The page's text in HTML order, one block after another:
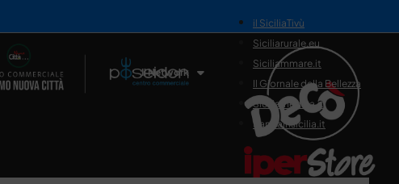
Il Network
il SiciliaTivù
Siciliarurale.eu
Siciliammare.it
Il Giornale della Bellezza
Siciliamedica.it
Sanitainsicilia.it